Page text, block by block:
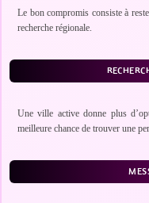
Le bon compromis consiste à
recherche régionale.
Une ville active donne plus
meilleure chance de trouver une